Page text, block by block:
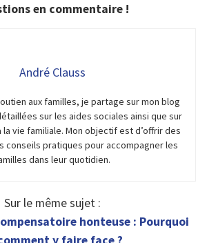
en commentaire !
André Clauss
aux familles, je partage sur mon blog
sur les aides sociales ainsi que sur
vie familiale. Mon objectif est d’offrir des
conseils pratiques pour accompagner les
dans leur quotidien.
Sur le même sujet :
honteuse : Pourquoi